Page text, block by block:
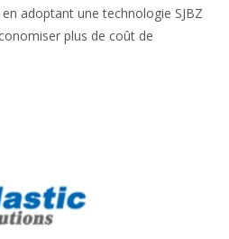
adoptant une technologie SJBZ
plus de coût de